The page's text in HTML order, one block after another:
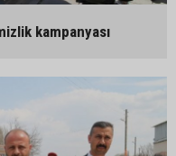
kampanyası